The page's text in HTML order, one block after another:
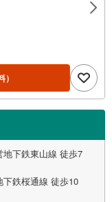
）
下鉄東山線 徒歩7
鉄桜通線 徒歩10